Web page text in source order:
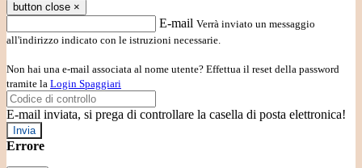
button close ×
E-mail Verrà inviato un messaggio
all'indirizzo indicato con le istruzioni necessarie.
Non hai una e-mail associata al nome utente? Effettua il reset della password
tramite la Login Spaggiari
E-mail inviata, si prega di controllare la casella di posta elettronica!
Errore